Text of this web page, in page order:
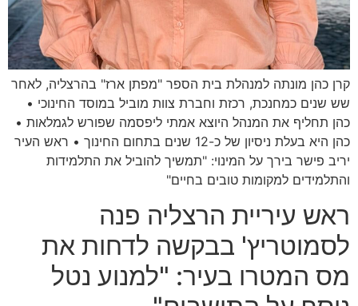
קרן כהן מונתה למנהלת בית הספר "מפתן ארז" בהרצליה, לאחר
שש שנים כמחנכת, רכזת וחברת צוות מוביל במוסד החינוכי •
כהן תחליף את המנהל היוצא אמתי ליפסמה שפורש לגמלאות •
כהן היא בעלת ניסיון של כ-12 שנים בתחום החינוך • ראש העיר
יריב פישר בירך על המינוי: "תמשיך להוביל את התלמידות
והתלמידים למקומות טובים בחיים"
ראש עיריית הרצליה פנה
לסמוטריץ' בבקשה לדחות את
מס המטרו בעיר: "למנוע נטל